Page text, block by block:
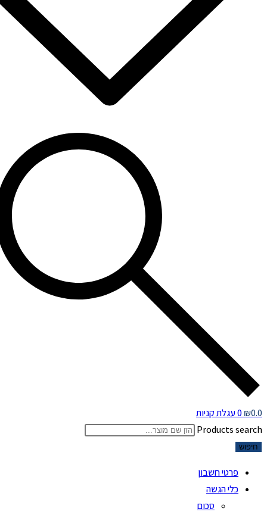
₪0.0
0 עגלת קניות
Products search
חיפוש
פרטי חשבון
כלי הגשה
סכום